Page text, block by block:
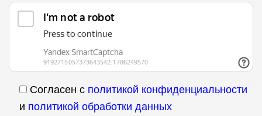
Согласен с политикой конфиденциальности
и политикой обработки данных